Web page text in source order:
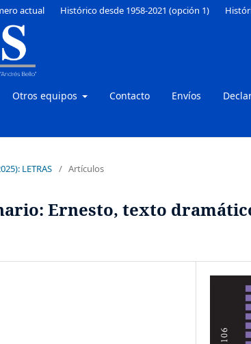
Otros equipos Contacto Envíos
actual Histórico desde 1958-2021 (opción 1)
LETRAS / Artículos
Ernesto, texto